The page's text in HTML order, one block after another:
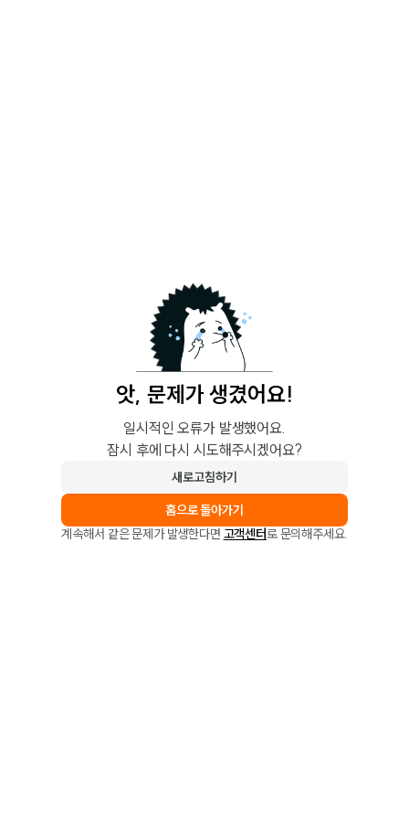
앗, 문제가 생겼어요!
일시적인 오류가 발생했어요.
잠시 후에 다시 시도해주시겠어요?
새로고침하기
홈으로 돌아가기
계속해서 같은 문제가 발생한다면 고객센터로 문의해주세요.